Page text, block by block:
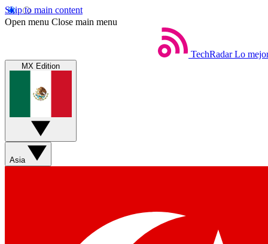
Skip to main content
Open menu Close main menu
TechRadar Lo
MX Edition
Asia